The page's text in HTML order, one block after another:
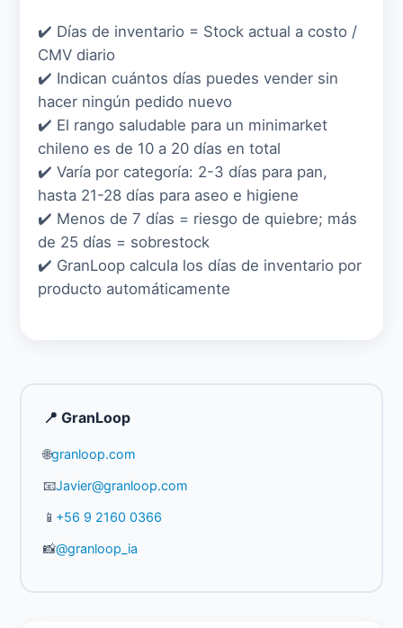
✔️ Días de inventario = Stock actual a costo /
CMV diario
✔️ Indican cuántos días puedes vender sin
hacer ningún pedido nuevo
✔️ El rango saludable para un minimarket
chileno es de 10 a 20 días en total
✔️ Varía por categoría: 2-3 días para pan,
hasta 21-28 días para aseo e higiene
✔️ Menos de 7 días = riesgo de quiebre; más
de 25 días = sobrestock
✔️ GranLoop calcula los días de inventario por
producto automáticamente
📍 GranLoop
🌐granloop.com
📧Javier@granloop.com
📱 +56 9 2160 0366
📸@granloop_ia